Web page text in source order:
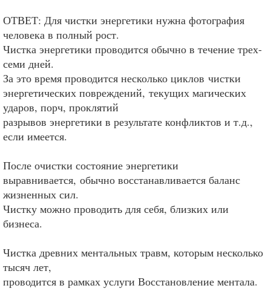
ОТВЕТ: Для чистки энергетики нужна фотография
человека в полный рост.
Чистка энергетики проводится обычно в течение трех-
семи дней.
За это время проводится несколько циклов чистки
энергетических повреждений, текущих магических
ударов, порч, проклятий
разрывов энергетики в результате конфликтов и т.д.,
если имеется.
После очистки состояние энергетики
выравнивается, обычно восстанавливается баланс
жизненных сил.
Чистку можно проводить для себя, близких или
бизнеса.
Чистка древних ментальных травм, которым несколько
тысяч лет,
проводится в рамках услуги Восстановление ментала.